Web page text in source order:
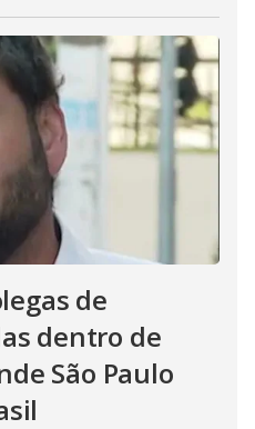
de
dentro de
São Paulo